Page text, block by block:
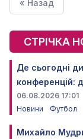
« Назад
СТРІЧКА
Де сьогодні
конференцій:
06.08.2026 17:01
Новини
Футбол
Михайло